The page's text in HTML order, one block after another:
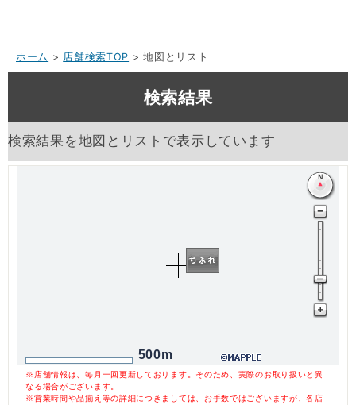
ホーム > 店舗検索TOP > 地図とリスト
検索結果
検索結果を地図とリストで表示しています
500m
※店舗情報は、毎月一回更新しております。そのため、実際のお取り扱いと異
なる場合がございます。
※営業時間や品揃え等の詳細につきましては、お手数ではございますが、各店